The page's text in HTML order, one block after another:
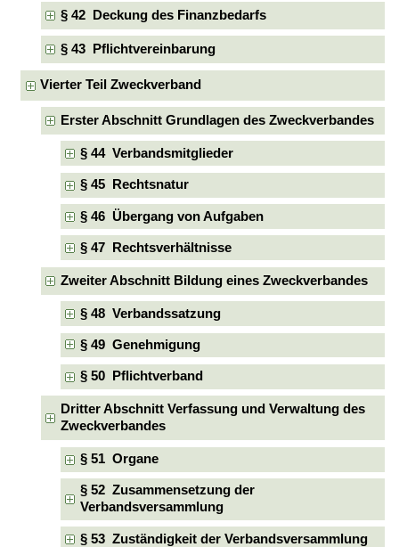
§ 42 Deckung des Finanzbedarfs
§ 43 Pflichtvereinbarung
Vierter Teil Zweckverband
Erster Abschnitt Grundlagen des Zweckverbandes
§ 44 Verbandsmitglieder
§ 45 Rechtsnatur
§ 46 Übergang von Aufgaben
§ 47 Rechtsverhältnisse
Zweiter Abschnitt Bildung eines Zweckverbandes
§ 48 Verbandssatzung
§ 49 Genehmigung
§ 50 Pflichtverband
Dritter Abschnitt Verfassung und Verwaltung des
Zweckverbandes
§ 51 Organe
§ 52 Zusammensetzung der
Verbandsversammlung
§ 53 Zuständigkeit der Verbandsversammlung